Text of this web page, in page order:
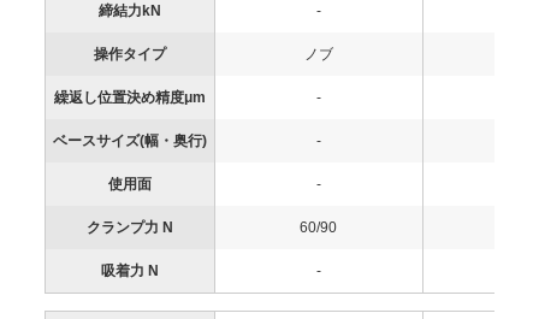
締結力kN -
操作タイプ ノブ
繰返し位置決め精度μm -
ベースサイズ(幅・奥行) -
使用面 -
クランプ力 N 60/90
吸着力 N -